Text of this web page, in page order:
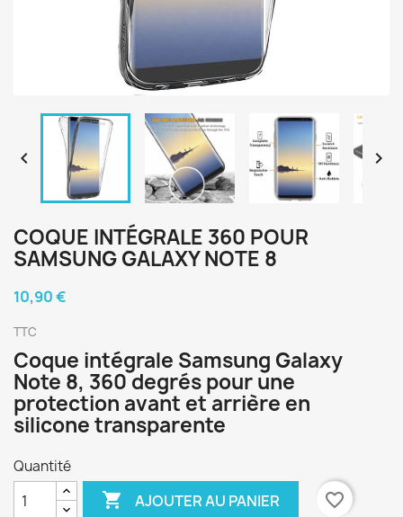
 
COQUE INTÉGRALE 360 POUR
SAMSUNG GALAXY NOTE 8
10,90 €
TTC
Coque intégrale Samsung Galaxy
Note 8, 360 degrés pour une
protection avant et arrière en
silicone transparente
Quantité
 AJOUTER AU PANIER favorite_border